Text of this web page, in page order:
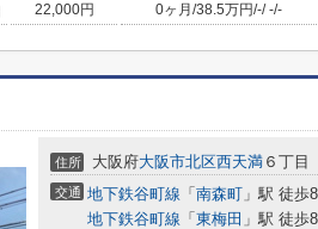
22,000円 0ヶ月 /38.5万円/-/-/-
住所 大阪府大阪市北区西天満 ６丁目
交通 地下鉄谷町線 「 南森町 」駅 徒歩
地下鉄谷町線 「 東梅田 」駅 徒歩